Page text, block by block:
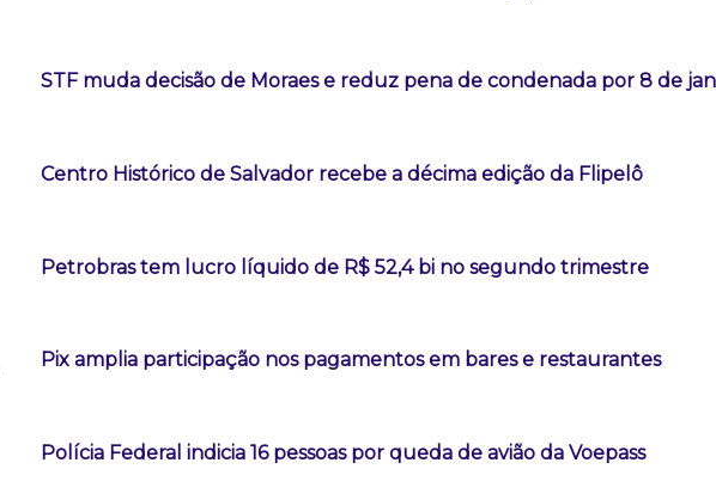
STF muda decisão de Moraes e reduz pena de condenada por 8 de
Centro Histórico de Salvador recebe a décima edição da Flipelô
Petrobras tem lucro líquido de R$ 52,4 bi no segundo trimestre
Pix amplia participação nos pagamentos em bares e restaurantes
Polícia Federal indicia 16 pessoas por queda de avião da Voepass